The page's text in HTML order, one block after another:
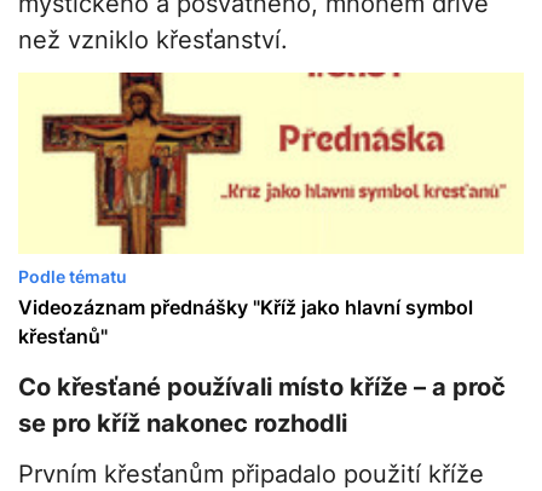
než vzniklo křesťanství.
Podle tématu
Videozáznam přednášky "Kříž jako hlavní symbol
křesťanů"
Co křesťané používali místo kříže – a proč
se pro kříž nakonec rozhodli
Prvním křesťanům připadalo použití kříže